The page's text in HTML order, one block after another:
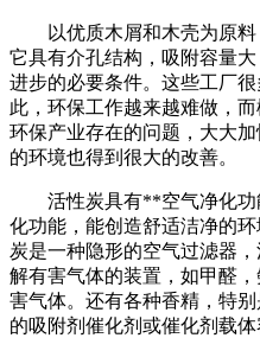
以优质木屑和木壳为原料
它具有介孔结构，吸附容量
进步的必要条件。这些工厂
此，环保工作越来越难做，
环保产业存在的问题，大大
的环境也得到很大的改善。
活性炭具有**空气净化功
化功能，能创造舒适洁净的
炭是一种隐形的空气过滤器
解有害气体的装置，如甲醛
害气体。还有各种香精，特
的吸附剂催化剂或催化剂载